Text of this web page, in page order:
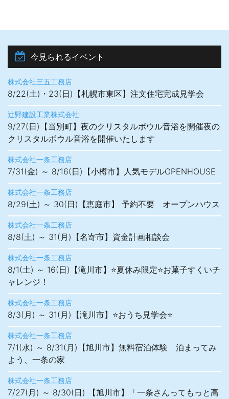
今見られるイベント
株式会社三五工務店
8/22(土)・23(日)【札幌市東区】注文住宅完成見学会
辻野建設工業株式会社
9/27(日)【当別町】夜のクリスタルボウル音浴を開催夜の
クリスタルボウル音浴を開催いたします
株式会社一条工務店
7/31(金) ～ 8/16(日)【小樽市】人気モデルOPENHOUSE
株式会社一条工務店
8/29(土) ～ 30(日)【恵庭市】 予約不要 オープンハウス
株式会社一条工務店
8/8(土) ～ 31(月)【名寄市】資金計画相談会
株式会社一条工務店
8/1(土) ～ 16(日)【滝川市】⭐夏休み限定⭐お菓子すくいチ
ャレンジ！
株式会社一条工務店
8/3(月) ～ 31(月)【滝川市】⭐おうち見学会⭐
株式会社一条工務店
7/1(水) ～ 8/31(月)【旭川市】無料宿泊体験 泊まってみ
よう、一条の家
株式会社一条工務店
7/27(月) ～ 8/30(日) 【旭川市】「一条さんってもっと高